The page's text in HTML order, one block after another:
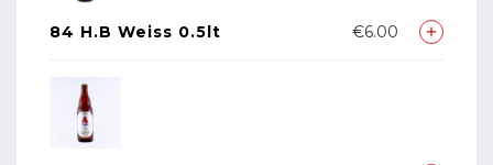
84 H.B Weiss 0.5lt €6.00